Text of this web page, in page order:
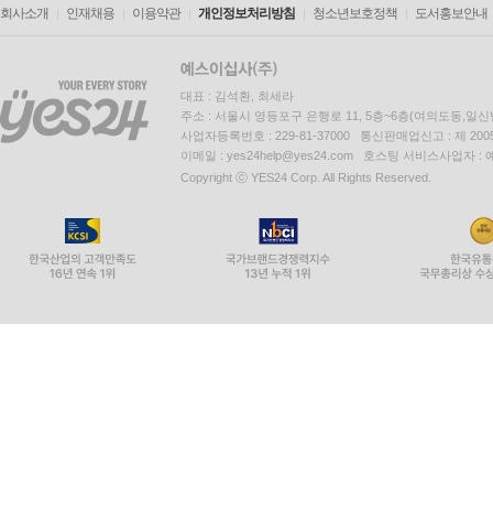
회사소개 인재채용 이용약관 개인정보처리방침 청소년보호정책 도서홍보안내
대표 : 김석환, 최세라
주소 : 서울시 영등포구 은행로 11, 5층~6층(여의도동,일신
사업자등록번호 : 229-81-37000 통신판매업신고 : 제
이메일 : yes24help@yes24.com 호스팅 서비스사업자 :
Copyright ⓒ YES24 Corp. All Rights Reserved.